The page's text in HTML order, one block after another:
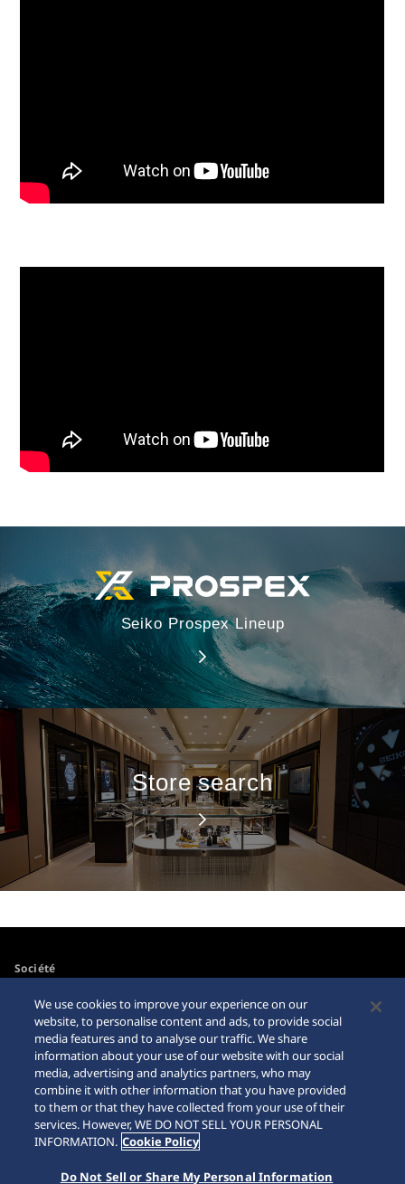
Seiko Prospex Lineup
Store search
Société
Pour les médias
Accessibilité
Conditions d’utilisation
Mise en garde achats en
ligne
Sitemap
We use cookies to improve your experience on our
website, to personalise content and ads, to provide social
media features and to analyse our traffic. We share
information about your use of our website with our social
media, advertising and analytics partners, who may
combine it with other information that you have provided
to them or that they have collected from your use of their
services. However, WE DO NOT SELL YOUR PERSONAL
INFORMATION. Cookie Policy
Do Not Sell or Share My Personal Information